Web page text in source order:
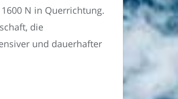
N in Querrichtung.
die
und dauerhafter